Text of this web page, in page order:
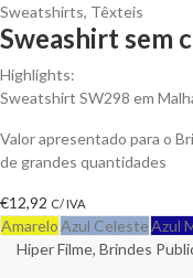
Sweatshirts, Têxteis
Sweashirt sem
Highlights:
Sweatshirt SW298 em
Valor apresentado para o
de grandes quantidades
€12,92 C/ IVA
AmareloAzul CelesteAzul
Hiper Filme, Brindes